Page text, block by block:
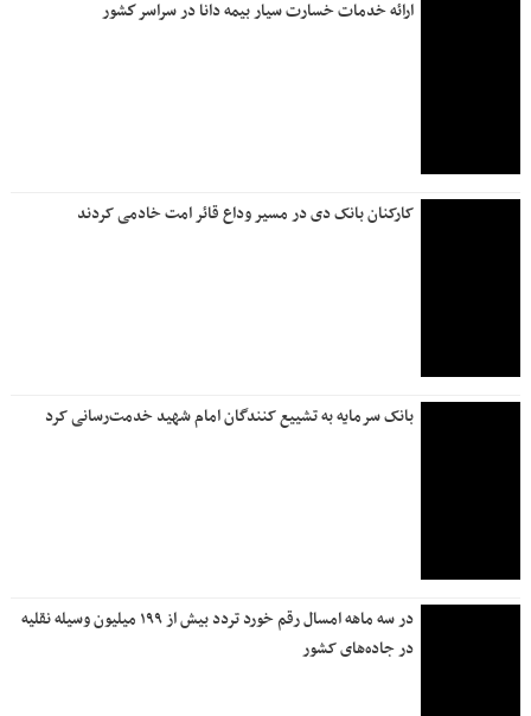
ارائه خدمات خسارت سیار بیمه دانا در سراسر كشور
کارکنان بانک دی در مسیر وداع قائر امت خادمی کردند
بانک سرمایه به تشییع کنندگان امام شهید خدمت‌رسانی کرد
در سه ماهه امسال رقم خورد تردد بیش از ۱۹۹ میلیون وسیله نقلیه
در جاده‌های کشور